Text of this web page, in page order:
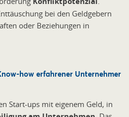
bei den Geldgebern
oder Beziehungen in
how erfahrener Unternehmer
Start-ups mit eigenem Geld, in